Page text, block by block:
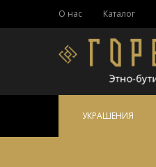
О нас Каталог
УКРАШЕНИЯ